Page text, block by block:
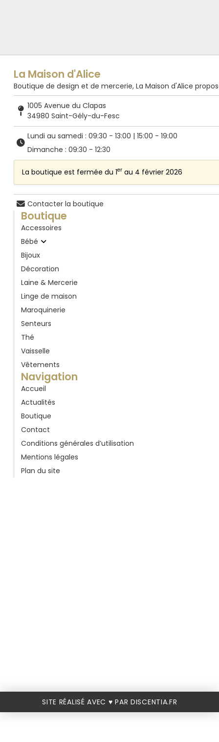
La Maison d'Alice
Boutique de design et de mercerie, La Maison d'Alice
1005 Avenue du Clapas
34980 Saint-Gély-du-Fesc
Lundi au samedi : 09:30 - 13:00 | 15:00 - 19:00
Dimanche : 09:30 - 12:30
La boutique est fermée du 1er au 4 février 2026
Contacter la boutique
Boutique
Accessoires
Bébé
Bijoux
Décoration
Laine & Mercerie
Linge de maison
Maroquinerie
Senteurs
Thé
Vaisselle
Vêtements
Navigation
Accueil
Actualités
Boutique
Contact
Conditions générales d’utilisation
Mentions légales
Plan du site
SITE RÉALISÉ AVEC ♥️ PAR DISCENTIA.FR